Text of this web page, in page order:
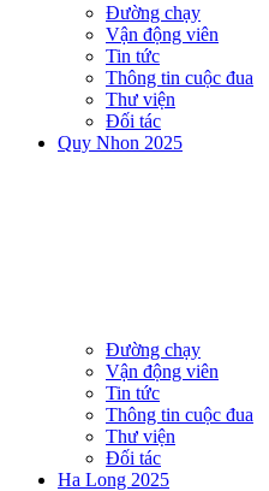
Đường chạy
Vận động viên
Tin tức
Thông tin cuộc đua
Thư viện
Đối tác
Quy Nhon 2025
Đường chạy
Vận động viên
Tin tức
Thông tin cuộc đua
Thư viện
Đối tác
Ha Long 2025